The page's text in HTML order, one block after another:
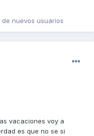
nuevos usuarios
vacaciones voy a
es que no se si